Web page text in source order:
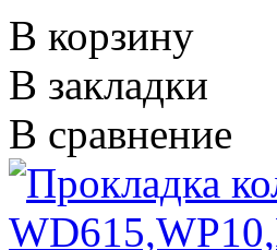
В корзину
В закладки
В сравнение